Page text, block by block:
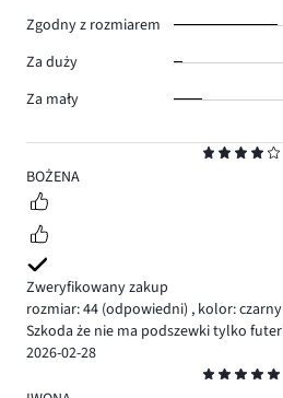
4
BOŻENA
Zweryfikowany zakup
rozmiar: 44 (odpowiedni) , kolor: czarny
Szkoda że nie ma podszewki tylko
2026-02-28
Zgodny z rozmiarem
Za duży
Za mały